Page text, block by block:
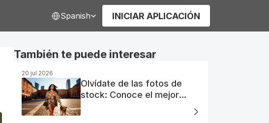
Spanish INICIAR APLICACIÓN
También te puede interesar
20 jul 2026
Olvídate de las fotos de
stock: Conoce el mejor
generador de fotos AI
gratuito